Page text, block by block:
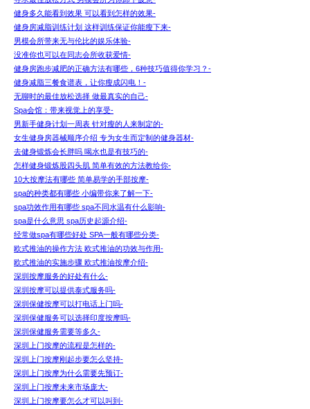
健身多久能看到效果 可以看到怎样的效果-
健身房减脂训练计划 这样训练保证你能瘦下来-
男模会所带来无与伦比的娱乐体验-
没准你也可以在同志会所收获爱情-
健身房跑步减肥的正确方法有哪些，6种技巧值得你学习？-
健身减脂三餐食谱表，让你瘦成闪电！-
无聊时的最佳放松选择 做最真实的自己-
Spa会馆：带来视觉上的享受-
男新手健身计划一周表 针对瘦的人来制定的-
女生健身房器械顺序介绍 专为女生而定制的健身器材-
去健身锻炼会长胖吗 喝水也是有技巧的-
怎样健身锻炼股四头肌 简单有效的方法教给你-
10大按摩法有哪些 简单易学的手部按摩-
spa的种类都有哪些 小编带你来了解一下-
spa功效作用有哪些 spa不同水温有什么影响-
spa是什么意思 spa历史起源介绍-
经常做spa有哪些好处 SPA一般有哪些分类-
欧式推油的操作方法 欧式推油的功效与作用-
欧式推油的实施步骤 欧式推油按摩介绍-
深圳按摩服务的好处有什么-
深圳按摩可以提供泰式服务吗-
深圳保健按摩可以打电话上门吗-
深圳保健服务可以选择印度按摩吗-
深圳保健服务需要等多久-
深圳上门按摩的流程是怎样的-
深圳上门按摩刚起步要怎么坚持-
深圳上门按摩为什么需要先预订-
深圳上门按摩未来市场庞大-
深圳上门按摩要怎么才可以叫到-